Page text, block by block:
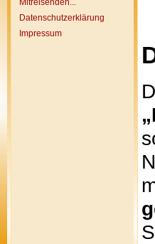
Mitreisenden...
Datenschutzerklärung
Impressum